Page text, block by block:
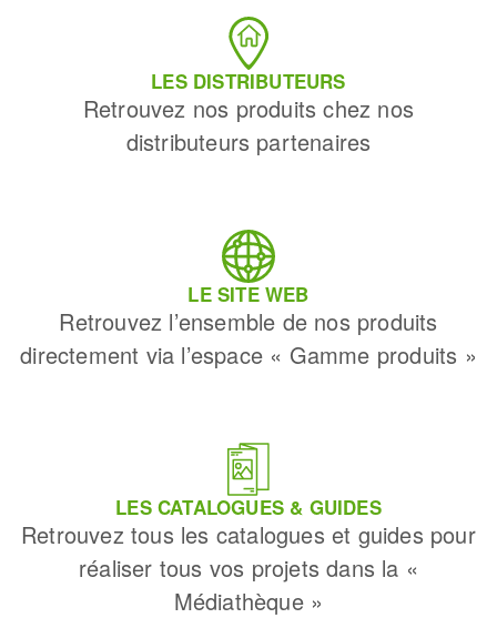
LES DISTRIBUTEURS
Retrouvez nos produits chez nos
distributeurs partenaires
LE SITE WEB
Retrouvez l’ensemble de nos produits
directement via l’espace « Gamme produits »
LES CATALOGUES & GUIDES
Retrouvez tous les catalogues et guides pour
réaliser tous vos projets dans la «
Médiathèque »